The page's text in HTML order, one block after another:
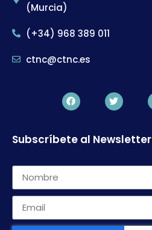
(Murcia)
(+34) 968 389 011
ctnc@ctnc.es
Subscríbete al Newsletter